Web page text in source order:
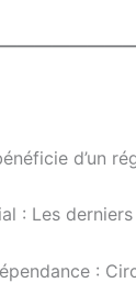
d’un
: Les
: